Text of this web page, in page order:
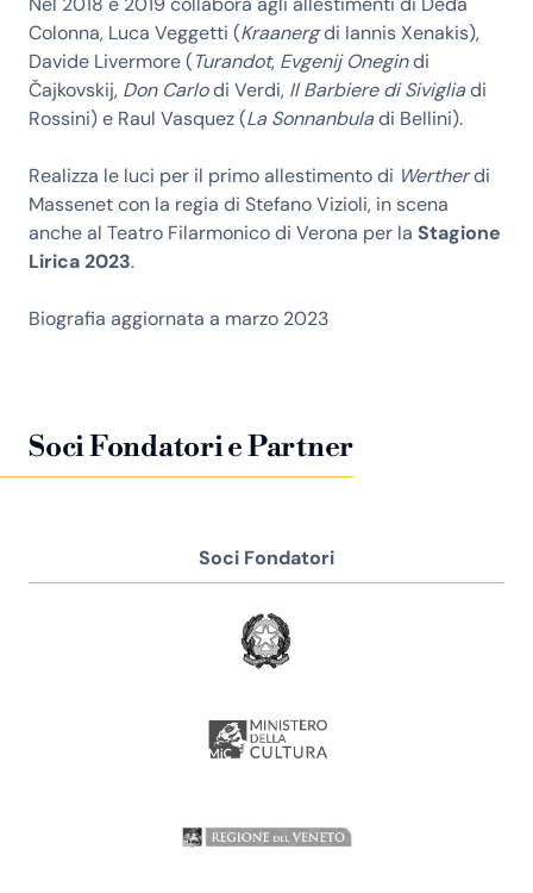
Colonna, Luca Veggetti (Kraanergdi Iannis Xenakis),
Davide Livermore (Turandot, Evgenij Onegindi
Čajkovskij, Don Carlodi Verdi, Il Barbiere di Sivigliadi
Rossini) e Raul Vasquez (La Sonnanbuladi Bellini).
Realizza le luci per il primo allestimento di Wertherdi
Massenet con la regia di Stefano Vizioli, in scena
anche al Teatro Filarmonico di Verona per la Stagione
Lirica 2023.
Biografia aggiornata a marzo 2023
Soci Fondatori e Partner
Soci Fondatori